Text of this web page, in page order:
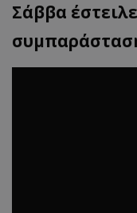
Σάββα